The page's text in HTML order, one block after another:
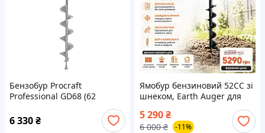
Бензобур Procraft
Professional GD68 (62
куб.см, 8500–9000 об/хв, бак
1.2 л, без шнека)
6 330₴
Ямобур бензиновий 52CC зі
шнеком, Earth Auger для
встановлення стовпів
5 290₴
6 000 ₴ -11%